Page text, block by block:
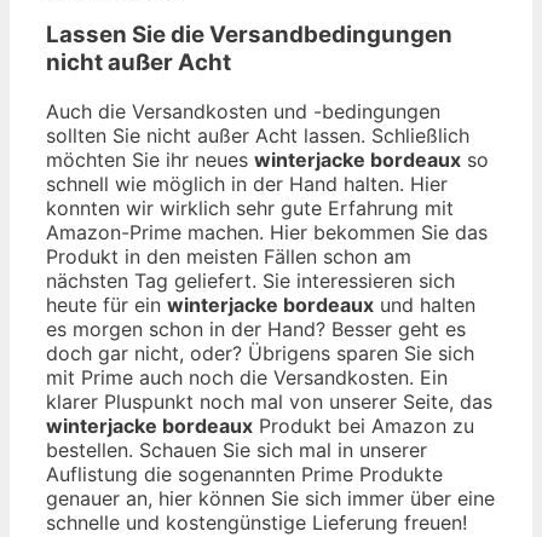
Lassen Sie die Versandbedingungen
nicht außer Acht
Auch die Versandkosten und -bedingungen
sollten Sie nicht außer Acht lassen. Schließlich
möchten Sie ihr neues winterjacke bordeaux so
schnell wie möglich in der Hand halten. Hier
konnten wir wirklich sehr gute Erfahrung mit
Amazon-Prime machen. Hier bekommen Sie das
Produkt in den meisten Fällen schon am
nächsten Tag geliefert. Sie interessieren sich
heute für ein winterjacke bordeaux und halten
es morgen schon in der Hand? Besser geht es
doch gar nicht, oder? Übrigens sparen Sie sich
mit Prime auch noch die Versandkosten. Ein
klarer Pluspunkt noch mal von unserer Seite, das
winterjacke bordeaux Produkt bei Amazon zu
bestellen. Schauen Sie sich mal in unserer
Auflistung die sogenannten Prime Produkte
genauer an, hier können Sie sich immer über eine
schnelle und kostengünstige Lieferung freuen!